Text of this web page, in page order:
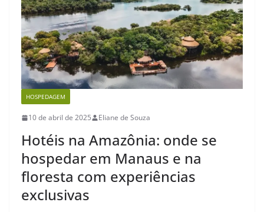
HOSPEDAGEM
10 de abril de 2025 Eliane de Souza
Hotéis na Amazônia: onde se
hospedar em Manaus e na
floresta com experiências
exclusivas